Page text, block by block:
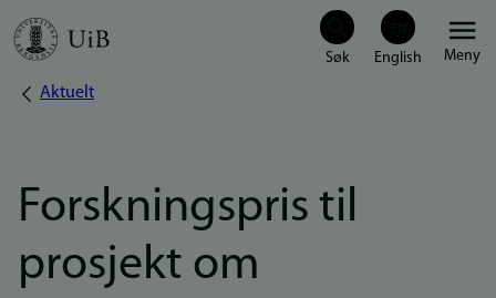
Hopp
Meny
Navigasjonssti
Aktuelt
Forskningspris til
prosjekt om